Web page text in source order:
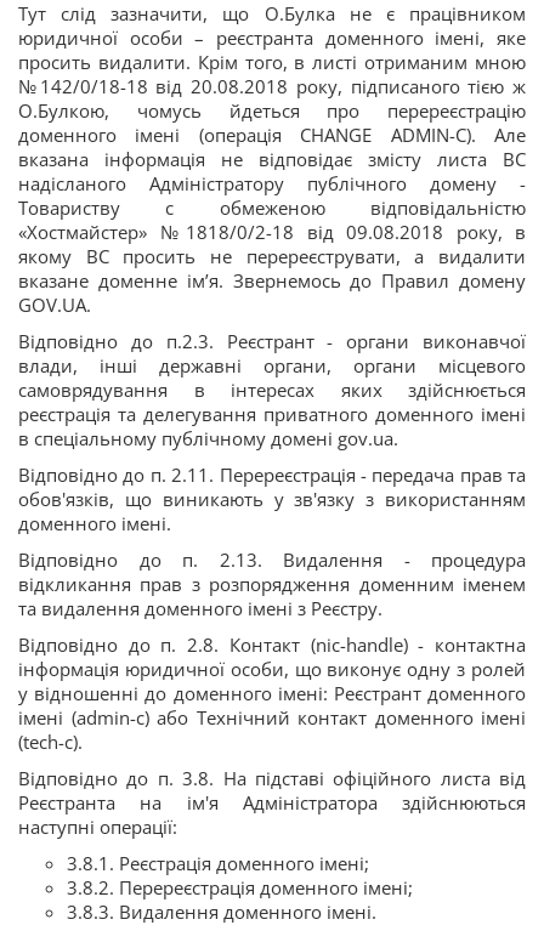
Тут слід зазначити, що О.Булка не є працівником
юридичної особи – реєстранта доменного імені, яке
просить видалити. Крім того, в листі отриманим мною
№142/0/18-18 від 20.08.2018 року, підписаного тією ж
О.Булкою, чомусь йдеться про перереєстрацію
доменного імені (операція CHАNGE ADMIN-C). Але
вказана інформація не відповідає змісту листа ВС
надісланого Адміністратору публічного домену -
Товариству с обмеженою відповідальністю
«Хостмайстер» №1818/0/2-18 від 09.08.2018 року, в
якому ВС просить не перереєструвати, а видалити
вказане доменне ім’я. Звернемось до Правил домену
GOV.UA.
Відповідно до п.2.3. Реєстрант - oргани виконавчої
влади, інші державні органи, органи місцевого
самоврядування в інтересах яких здійснюється
реєстрація та делегування приватного доменного імені
в спеціальному публічному домені gov.ua.
Відповідно до п. 2.11. Перереєстрація - передача прав та
обов'язків, що виникають у зв'язку з використанням
доменного імені.
Відповідно до п. 2.13. Видалення - процедура
відкликання прав з розпорядження доменним іменем
та видалення доменного імені з Реєстру.
Відповідно до п. 2.8. Контакт (nic-handle) - контактна
інформація юридичної особи, що виконує одну з ролей
у відношенні до доменного імені: Реєстрант доменного
імені (admin-c) або Технічний контакт доменного імені
(tech-c).
Відповідно до п. 3.8. На підставі офіційного листа від
Реєстранта на ім'я Адміністратора здійснюються
наступні операції:
3.8.1. Реєстрація доменного імені;
3.8.2. Перереєстрація доменного імені;
3.8.3. Видалення доменного імені.